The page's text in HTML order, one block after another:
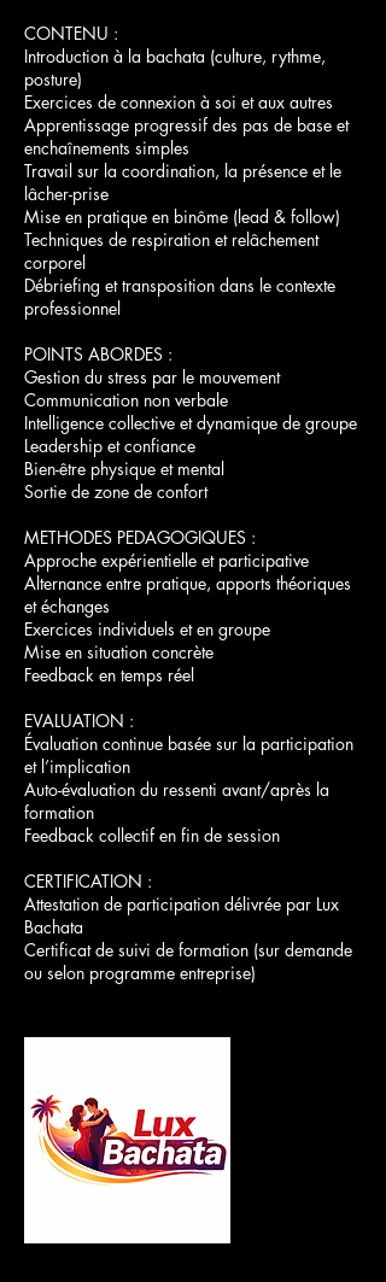
CONTENU :
Introduction à la bachata (culture, rythme,
posture)
Exercices de connexion à soi et aux autres
Apprentissage progressif des pas de base et
enchaînements simples
Travail sur la coordination, la présence et le
lâcher-prise
Mise en pratique en binôme (lead & follow)
Techniques de respiration et relâchement
corporel
Débriefing et transposition dans le contexte
professionnel
POINTS ABORDES :
Gestion du stress par le mouvement
Communication non verbale
Intelligence collective et dynamique de groupe
Leadership et confiance
Bien-être physique et mental
Sortie de zone de confort
METHODES PEDAGOGIQUES :
Approche expérientielle et participative
Alternance entre pratique, apports théoriques
et échanges
Exercices individuels et en groupe
Mise en situation concrète
Feedback en temps réel
EVALUATION :
Évaluation continue basée sur la participation
et l’implication
Auto-évaluation du ressenti avant/après la
formation
Feedback collectif en fin de session
CERTIFICATION :
Attestation de participation délivrée par Lux
Bachata
Certificat de suivi de formation (sur demande
ou selon programme entreprise)